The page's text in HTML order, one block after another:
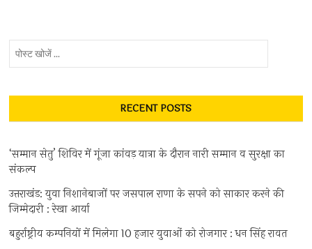
RECENT POSTS
‘सम्मान सेतु’ शिविर में गूंजा कांवड़ यात्रा के दौरान नारी सम्मान व सुरक्षा का
संकल्प
उत्तराखंड: युवा निशानेबाजों पर जसपाल राणा के सपने को साकार करने की
जिम्मेदारी : रेखा आर्या
बहुर्राष्ट्रीय कम्पनियों में मिलेगा 10 हजार युवाओं को रोजगार : धन सिंह रावत